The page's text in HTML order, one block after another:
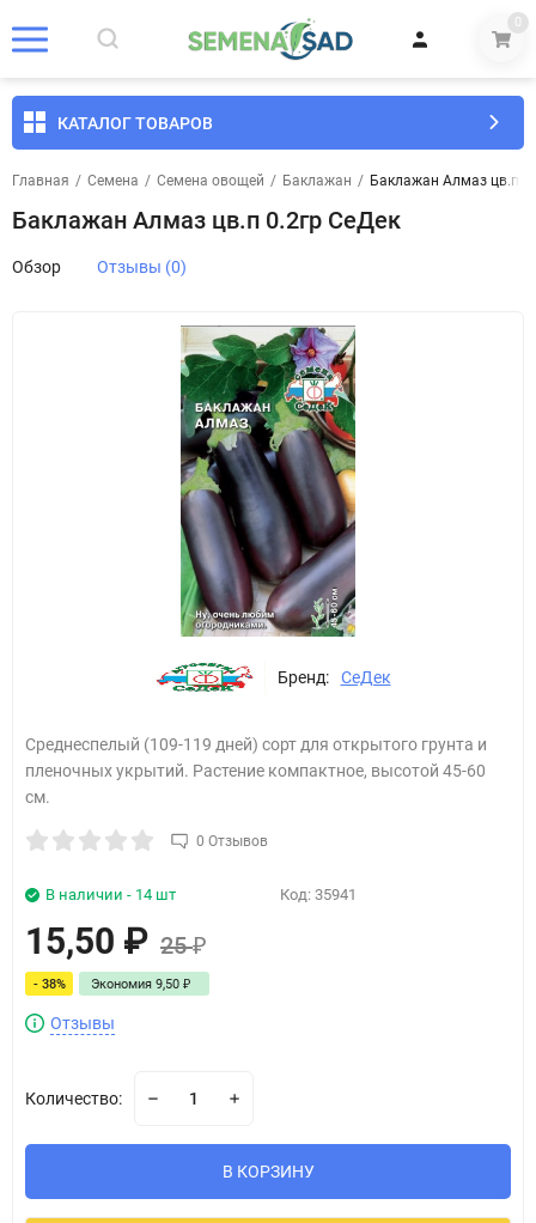
0
КАТАЛОГ ТОВАРОВ
Главная / Семена / Семена овощей / Баклажан / Баклажан Алмаз цв.п
Баклажан Алмаз цв.п 0.2гр СеДек
Обзор Отзывы (0)
Бренд: СеДек
Среднеспелый (109-119 дней) сорт для открытого грунта и
пленочных укрытий. Растение компактное, высотой 45-60
см.
0 Отзывов
В наличии - 14 шт Код: 35941
15,50 ₽ 25₽
- 38% Экономия 9,50 ₽
Отзывы
Количество:
В КОРЗИНУ